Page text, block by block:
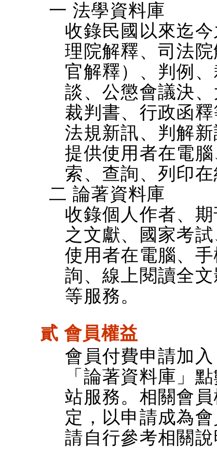
一 法學資料庫
收錄民國以來迄
理院解釋、司法
官解釋）、判例
談、公懲會議決
裁判書、行政函
法規新訊、判解
提供使用者在電
索、查詢、列印
二 論著資料庫
收錄個人作者、
之文獻、國家考
使用者在電腦、
詢、線上閱讀全
等服務。
貳 會員權益
會員付費申請加
「論著資料庫」
站服務。相關會
定，以申請成為
請自行參考相關